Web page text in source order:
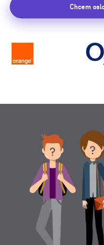
Chcem